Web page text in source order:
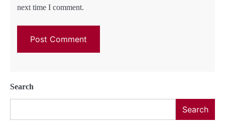
next time I comment.
Search
Search